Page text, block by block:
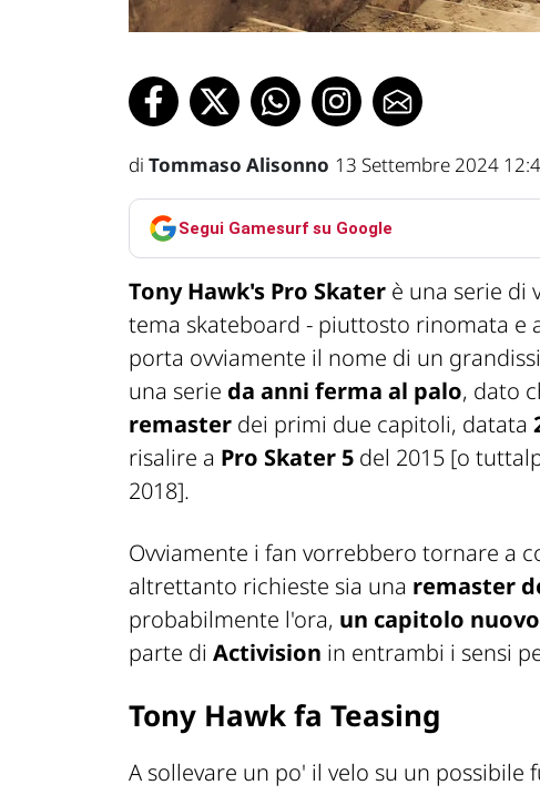
di Tommaso Alisonno 13 Settembre 2024
Segui Gamesurf su Google
Tony Hawk's Pro Skater è una serie di
tema skateboard - piuttosto rinomata e
porta ovviamente il nome di un
una serie da anni ferma al palo, dato
remaster dei primi due capitoli, datata
risalire a Pro Skater 5 del 2015 [o
2018].
Ovviamente i fan vorrebbero tornare a
altrettanto richieste sia una remaster
probabilmente l'ora, un capitolo
parte di Activision in entrambi i sensi
Tony Hawk fa Teasing
A sollevare un po' il velo su un